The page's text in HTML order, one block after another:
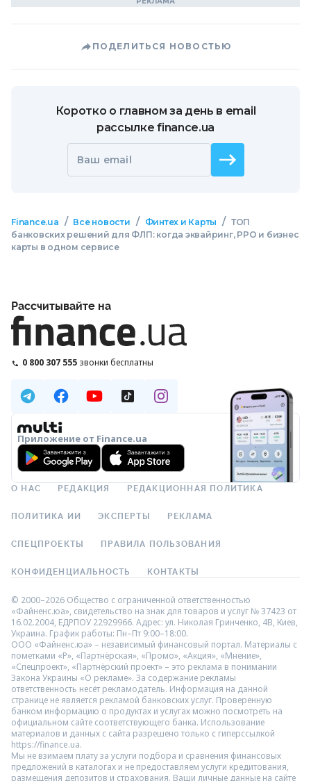
ПОДЕЛИТЬСЯ НОВОСТЬЮ
Коротко о главном за день в email
рассылке finance.ua
Ваш email
Finance.ua / Все новости / Финтех и Карты / ТОП
банковских решений для ФЛП: когда эквайринг, РРО и бизнес
карты в одном сервисе
Рассчитывайте на
0 800 307 555 звонки бесплатны
Приложение от Finance.ua
О НАС РЕДАКЦИЯ РЕДАКЦИОННАЯ ПОЛИТИКА
ПОЛИТИКА ИИ ЭКСПЕРТЫ РЕКЛАМА
СПЕЦПРОЕКТЫ ПРАВИЛА ПОЛЬЗОВАНИЯ
КОНФИДЕНЦИАЛЬНОСТЬ КОНТАКТЫ
© 2000–2026 Общество с ограниченной ответственностью
«Файненс.юа», свидетельство на знак для товаров и услуг № 37423 от
16.02.2004, ЕДРПОУ 22929966. Адрес: ул. Николая Гринченко, 4В, Киев,
Украина. График работы: Пн–Пт 9:00–18:00.
ООО «Файненс.юа» – независимый финансовый портал. Материалы с
пометками «Р», «Партнёрская», «Промо», «Акция», «Мнение»,
«Спецпроект», «Партнёрский проект» – это реклама в понимании
Закона Украины «О рекламе». За содержание рекламы
ответственность несёт рекламодатель. Информация на данной
странице не является рекламой банковских услуг. Проверенную
банком информацию о продуктах и услугах можно посмотреть на
официальном сайте соответствующего банка. Использование
материалов и данных с сайта разрешено только с гиперссылкой
https://finance.ua.
Мы не взимаем плату за услуги подбора и сравнения финансовых
предложений в каталогах и не предоставляем услуги кредитования,
размещения депозитов и страхования. Ваши личные данные на сайте